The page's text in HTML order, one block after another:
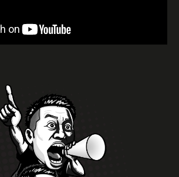
ークコミュニケーションズ株式会社チ
り頂きました。
感激してください。